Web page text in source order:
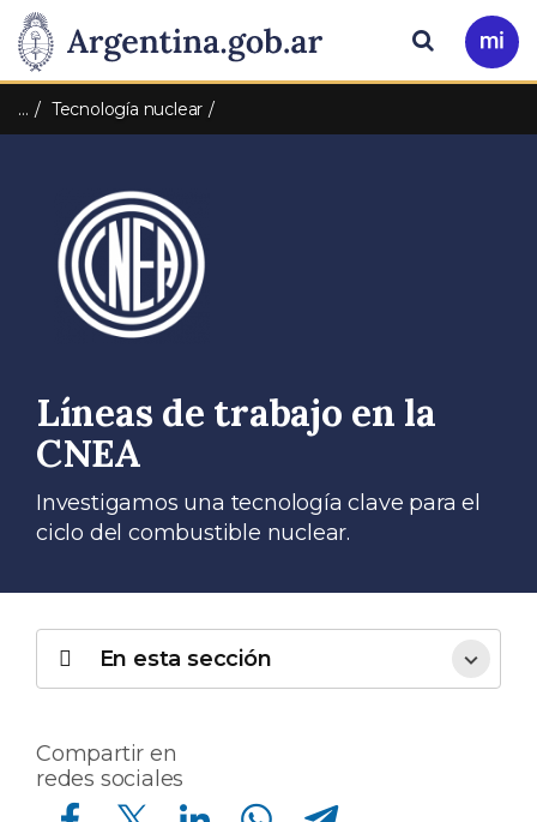
Presidencia
de
Nación
Pasar al contenido principal
Ir
a
Buscar
… Tecnología nuclear
Líneas de trabajo en la
CNEA
Investigamos una tecnología clave para el
ciclo del combustible nuclear.
Compartir en
redes sociales
Compartir en Facebook Compartir en Twitter Compartir en Linkedin Compartir en Whatsapp Compartir en Telegram
En esta sección